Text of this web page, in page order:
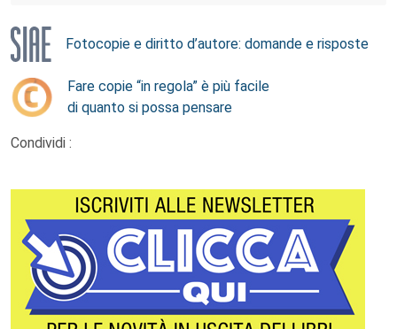
Fotocopie e diritto d’autore: domande e risposte
Fare copie “in regola” è più facile
di quanto si possa pensare
Condividi :